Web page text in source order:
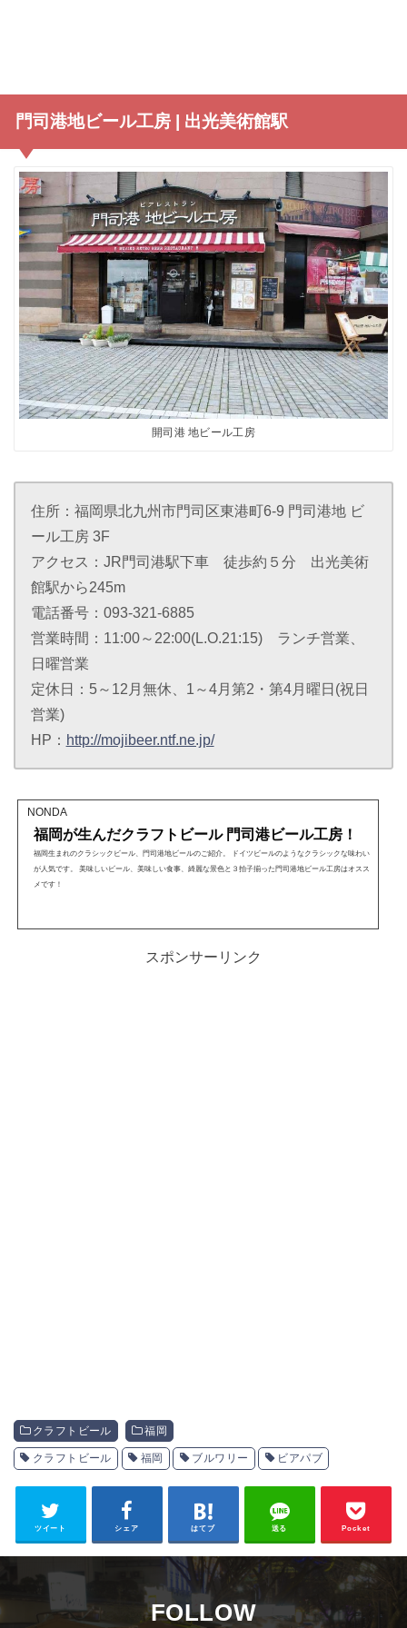
門司港地ビール工房 | 出光美術館駅
開司港 地ビール工房
住所：福岡県北九州市門司区東港町6-9 門司港地 ビ
ール工房 3F
アクセス：JR門司港駅下車 徒歩約５分 出光美術
館駅から245m
電話番号：093-321-6885
営業時間：11:00～22:00(L.O.21:15) ランチ営業、
日曜営業
定休日：5～12月無休、1～4月第2・第4月曜日(祝日
営業)
HP： http://mojibeer.ntf.ne.jp/
NONDA
福岡が生んだクラフトビール 門司港ビール工房！
福岡生まれのクラシックビール、門司港地ビールのご紹介。 ドイツビールのようなクラシックな味わい
が人気です。 美味しいビール、美味しい食事、綺麗な景色と３拍子揃った門司港地ビール工房はオスス
メです！
スポンサーリンク
クラフトビール 福岡
クラフトビール 福岡 ブルワリー ビアパブ
ツイート シェア はてブ 送る Pocket
FOLLOW